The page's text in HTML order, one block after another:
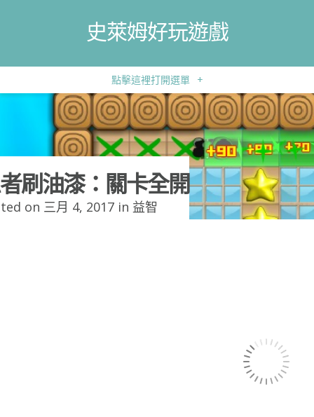
史萊姆好玩遊戲
點擊這裡打開選單 +
刷油漆：關卡全開
on 三月 4, 2017 in 益智